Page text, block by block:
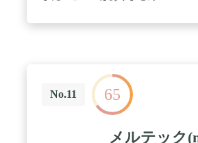
1,500mm以上 付属品 ・タープ×1 ・
フック×2 ・ペグ×4 ・ロープ×4 ・専
・取扱説明書(日本語) / ※商品は、
て色合いが異なって見える場合が
様・デザインは改良のため予告なく
No.11 65
メルテック